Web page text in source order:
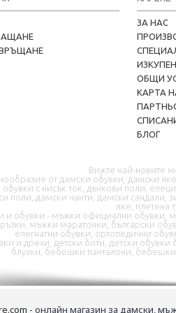
ЗА НАС
ОБЩИ
КАРТА
БЛОГ
Вижте най-новите
от дамски обувки, дамски
обувки с нисък ток, дънкови поли,
поли, дамски чанти, дамски сандали,
яке, плетена
и обувки - мъжки официални обувки,
мъжки маратонки, български
елегнатни обувки, ортопедични
и дрехи, детски боти, детски
блузки, бебешки панталони,
- онлайн магазин за дамски,